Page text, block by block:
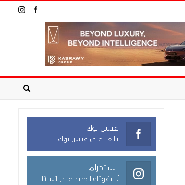
فيس بوك
تابعنا على فيس بوك
انستجرام
لا يفوتك الجديد على انستا